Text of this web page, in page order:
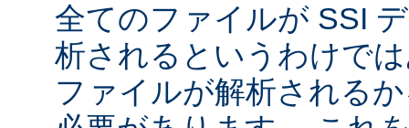
全てのファイルが SSI
析されるというわけで
ファイルが解析される